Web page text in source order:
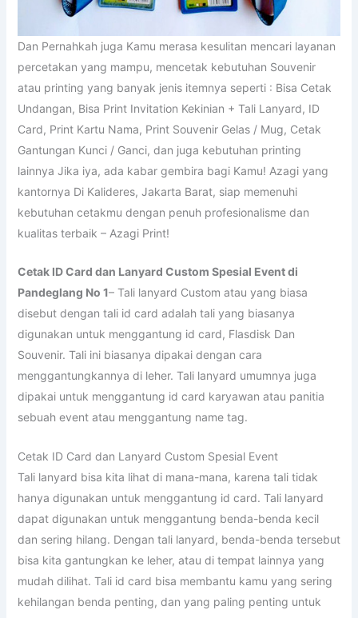
Dan Pernahkah juga Kamu merasa kesulitan mencari layanan
percetakan yang mampu, mencetak kebutuhan Souvenir
atau printing yang banyak jenis itemnya seperti : Bisa Cetak
Undangan, Bisa Print Invitation Kekinian + Tali Lanyard, ID
Card, Print Kartu Nama, Print Souvenir Gelas / Mug, Cetak
Gantungan Kunci / Ganci, dan juga kebutuhan printing
lainnya Jika iya, ada kabar gembira bagi Kamu! Azagi yang
kantornya Di Kalideres, Jakarta Barat, siap memenuhi
kebutuhan cetakmu dengan penuh profesionalisme dan
kualitas terbaik – Azagi Print!
Cetak ID Card dan Lanyard Custom Spesial Event di
Pandeglang No 1– Tali lanyard Custom atau yang biasa
disebut dengan tali id card adalah tali yang biasanya
digunakan untuk menggantung id card, Flasdisk Dan
Souvenir. Tali ini biasanya dipakai dengan cara
menggantungkannya di leher. Tali lanyard umumnya juga
dipakai untuk menggantung id card karyawan atau panitia
sebuah event atau menggantung name tag.
Cetak ID Card dan Lanyard Custom Spesial Event
Tali lanyard bisa kita lihat di mana-mana, karena tali tidak
hanya digunakan untuk menggantung id card. Tali lanyard
dapat digunakan untuk menggantung benda-benda kecil
dan sering hilang. Dengan tali lanyard, benda-benda tersebut
bisa kita gantungkan ke leher, atau di tempat lainnya yang
mudah dilihat. Tali id card bisa membantu kamu yang sering
kehilangan benda penting, dan yang paling penting untuk